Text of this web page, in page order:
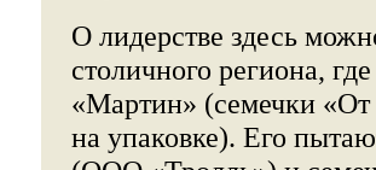
О лидерстве здесь
столичного региона,
«Мартин» (семечки
на упаковке). Его